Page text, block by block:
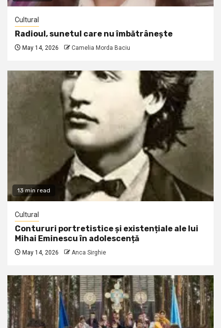
Cultural
Radioul, sunetul care nu îmbătrânește
May 14, 2026 Camelia Morda Baciu
13 min read
Cultural
Contururi portretistice și existențiale ale lui
Mihai Eminescu în adolescență
May 14, 2026 Anca Sirghie